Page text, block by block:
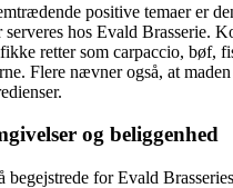
positive temaer er
serveres hos Evald Brasserie.
retter som carpaccio, bøf,
Flere nævner også, at
og beliggenhed
begejstrede for Evald